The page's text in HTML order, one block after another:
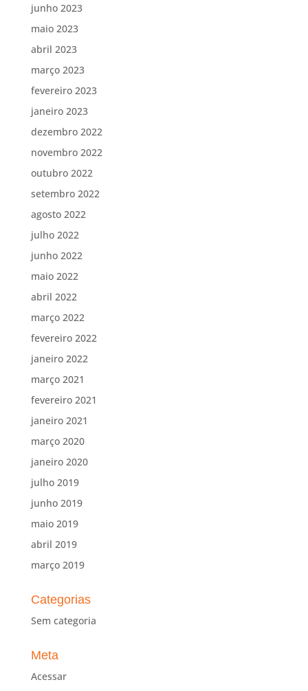
junho 2023
maio 2023
abril 2023
março 2023
fevereiro 2023
janeiro 2023
dezembro 2022
novembro 2022
outubro 2022
setembro 2022
agosto 2022
julho 2022
junho 2022
maio 2022
abril 2022
março 2022
fevereiro 2022
janeiro 2022
março 2021
fevereiro 2021
janeiro 2021
março 2020
janeiro 2020
julho 2019
junho 2019
maio 2019
abril 2019
março 2019
Categorias
Sem categoria
Meta
Acessar